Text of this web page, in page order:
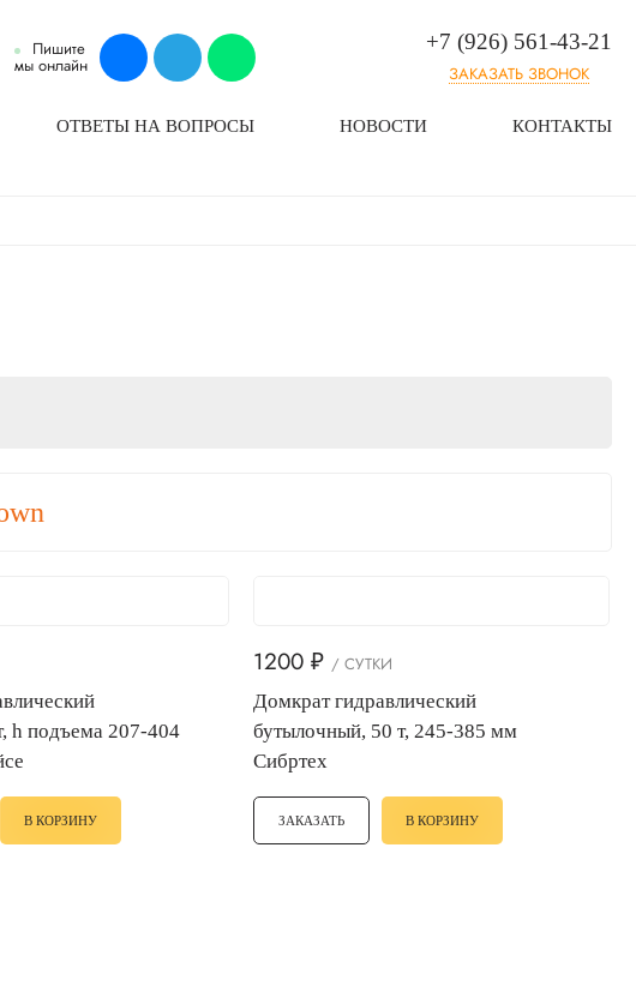
Пишите
мы онлайн
+7 (926) 561-43-21
ЗАКАЗАТЬ ЗВОНОК
ОТВЕТЫ НА ВОПРОСЫ НОВОСТИ КОНТАКТЫ
h подъема 207-404
В КОРЗИНУ
1200 ₽ / СУТКИ
Домкрат гидравлический
бутылочный, 50 т, 245-385 мм
Сибртех
ЗАКАЗАТЬ В КОРЗИНУ